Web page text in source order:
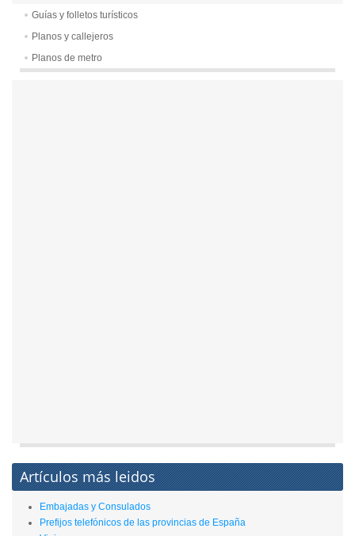
Guías y folletos turísticos
Planos y callejeros
Planos de metro
Artículos más leidos
Embajadas y Consulados
Prefijos telefónicos de las provincias de España